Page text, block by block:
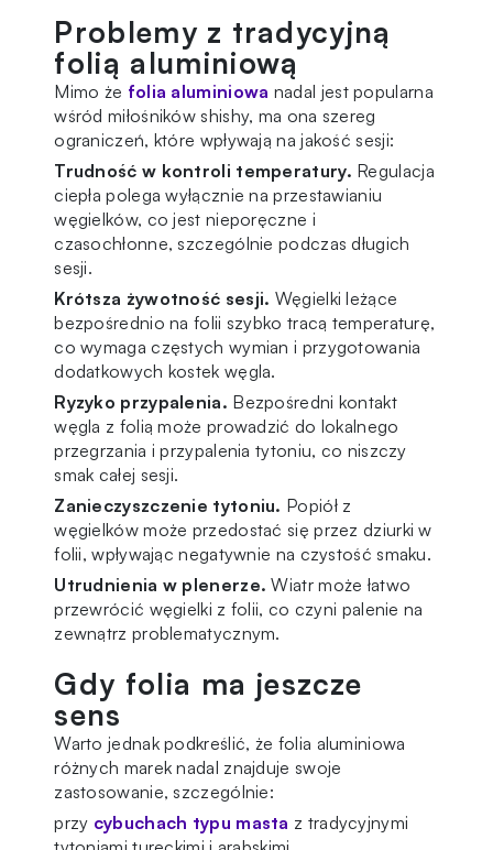
Problemy z tradycyjną
folią aluminiową
Mimo że folia aluminiowa nadal jest popularna
wśród miłośników shishy, ma ona szereg
ograniczeń, które wpływają na jakość sesji:
Trudność w kontroli temperatury. Regulacja
ciepła polega wyłącznie na przestawianiu
węgielków, co jest nieporęczne i
czasochłonne, szczególnie podczas długich
sesji.
Krótsza żywotność sesji. Węgielki leżące
bezpośrednio na folii szybko tracą temperaturę,
co wymaga częstych wymian i przygotowania
dodatkowych kostek węgla.
Ryzyko przypalenia. Bezpośredni kontakt
węgla z folią może prowadzić do lokalnego
przegrzania i przypalenia tytoniu, co niszczy
smak całej sesji.
Zanieczyszczenie tytoniu. Popiół z
węgielków może przedostać się przez dziurki w
folii, wpływając negatywnie na czystość smaku.
Utrudnienia w plenerze. Wiatr może łatwo
przewrócić węgielki z folii, co czyni palenie na
zewnątrz problematycznym.
Gdy folia ma jeszcze
sens
Warto jednak podkreślić, że folia aluminiowa
różnych marek nadal znajduje swoje
zastosowanie, szczególnie:
przy cybuchach typu masta z tradycyjnymi